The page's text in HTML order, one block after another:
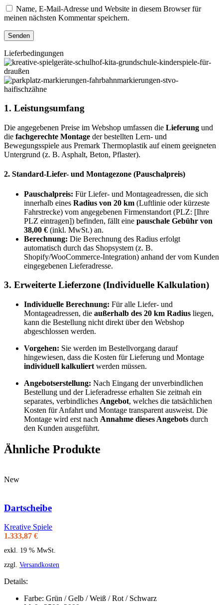
Name, E-Mail-Adresse und Website in diesem Browser für
meinen nächsten Kommentar speichern.
Lieferbedingungen
1. Leistungsumfang
Die angegebenen Preise im Webshop umfassen die Lieferung und
die fachgerechte Montage der bestellten Lern- und
Bewegungsspiele aus Premark Thermoplastik auf einem geeigneten
Untergrund (z. B. Asphalt, Beton, Pflaster).
2. Standard-Liefer- und Montagezone (Pauschalpreis)
Pauschalpreis: Für Liefer- und Montageadressen, die sich
innerhalb eines Radius von 20 km (Luftlinie oder kürzeste
Fahrstrecke) vom angegebenen Firmenstandort (PLZ: [Ihre
PLZ eintragen]) befinden, fällt eine pauschale Gebühr von
38,00 € (inkl. MwSt.) an.
Berechnung: Die Berechnung des Radius erfolgt
automatisch durch das Shopsystem (z. B.
Shopify/WooCommerce-Integration) anhand der vom Kunden
eingegebenen Lieferadresse.
3. Erweiterte Lieferzone (Individuelle Kalkulation)
Individuelle Berechnung: Für alle Liefer- und
Montageadressen, die außerhalb des 20 km Radius liegen,
kann die Bestellung nicht direkt über den Webshop
abgeschlossen werden.
Vorgehen: Sie werden im Bestellvorgang darauf
hingewiesen, dass die Kosten für Lieferung und Montage
individuell kalkuliert werden müssen.
Angebotserstellung: Nach Eingang der unverbindlichen
Bestellung und der Lieferadresse erhalten Sie zeitnah ein
separates, verbindliches Angebot, welches die tatsächlichen
Kosten für Anfahrt und Montage transparent ausweist. Die
Montage wird erst nach Annahme dieses Angebots durch
den Kunden ausgeführt.
Ähnliche Produkte
New
Dartscheibe
Kreative Spiele
1.333,87 €
exkl. 19 % MwSt.
zzgl. Versandkosten
Details:
Farbe: Grün / Gelb / Weiß / Rot / Schwarz